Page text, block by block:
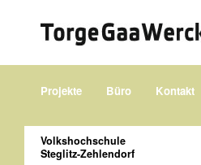
Projekte Büro Kontakt
Volkshochschule
Steglitz-Zehlendorf